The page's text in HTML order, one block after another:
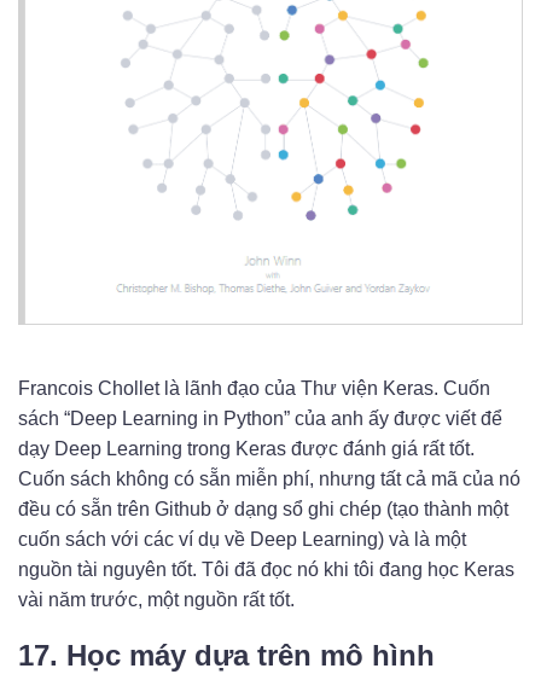
Francois Chollet là lãnh đạo của Thư viện Keras. Cuốn
sách “Deep Learning in Python” của anh ấy được viết để
dạy Deep Learning trong Keras được đánh giá rất tốt.
Cuốn sách không có sẵn miễn phí, nhưng tất cả mã của nó
đều có sẵn trên Github ở dạng sổ ghi chép (tạo thành một
cuốn sách với các ví dụ về Deep Learning) và là một
nguồn tài nguyên tốt. Tôi đã đọc nó khi tôi đang học Keras
vài năm trước, một nguồn rất tốt.
17. Học máy dựa trên mô hình